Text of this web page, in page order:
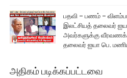
பதவி – பணம் –
இலட்சியத் தலைவர்
அவர்களுக்கு
தலைவர் ஐயா பெ.
அதிகம் படிக்கப்பட்டவை